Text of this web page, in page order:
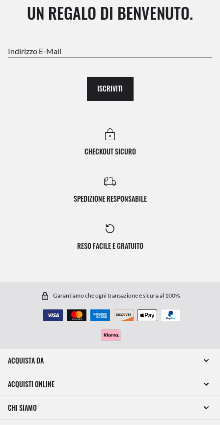
UN REGALO DI BENVENUTO.
Indirizzo E-Mail
ISCRIVITI
CHECKOUT SICURO
SPEDIZIONE RESPONSABILE
RESO FACILE E GRATUITO
Garantiamo che ogni transazione è sicura al 100%
ACQUISTA DA
ACQUISTI ONLINE
CHI SIAMO